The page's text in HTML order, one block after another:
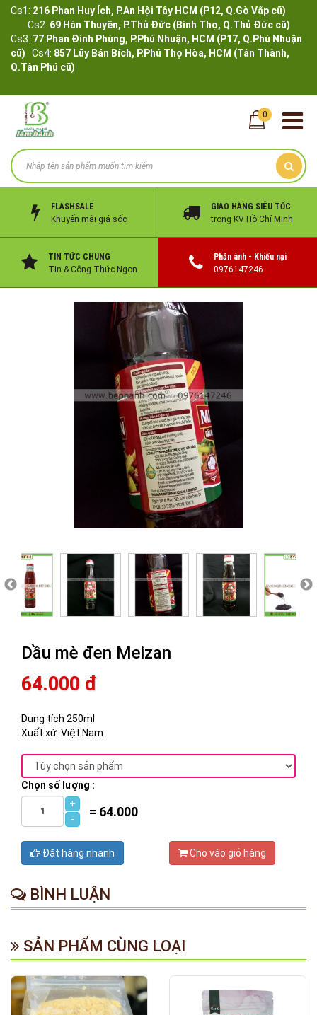
Cs1: 216 Phan Huy Ích, P.An Hội Tây HCM (P12, Q.Gò Vấp cũ)
Cs2: 69 Hàn Thuyên, P.Thủ Đức (Bình Thọ, Q.Thủ Đức cũ)
Cs3: 77 Phan Đình Phùng, P.Phú Nhuận, HCM (P17, Q.Phú Nhuận
cũ) Cs4: 857 Lũy Bán Bích, P.Phú Thọ Hòa, HCM (Tân Thành,
Q.Tân Phú cũ)
0
FLASHSALE
Khuyến mãi giá sốc
GIAO HÀNG SIÊU TỐC
trong KV Hồ Chí Minh
TIN TỨC CHUNG
Tin & Công Thức Ngon
Phản ánh - Khiếu nại
0976147246
Dầu mè đen Meizan
64.000 đ
Dung tích 250ml
Xuất xứ: Việt Nam
Chọn số lượng :
+
-
= 64.000
Đặt hàng nhanh Cho vào giỏ hàng
BÌNH LUẬN
SẢN PHẨM CÙNG LOẠI